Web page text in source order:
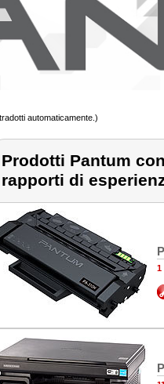
automaticamente.)
Prodotti Pantum
rapporti di
1